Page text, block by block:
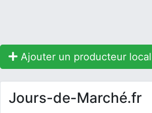
Ajouter un producteur local
Jours-de-Marché.fr